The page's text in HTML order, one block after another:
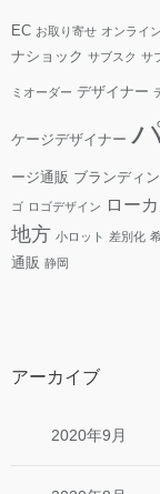
EC お取り寄せ オンライ
ナショック サブスク サ
ミオーダー デザイナー
ケージデザイナー
ージ通販 ブランディ
ゴ ロゴデザイン ロー
地方 小ロット 差別化
通販 静岡
アーカイブ
2020年9月